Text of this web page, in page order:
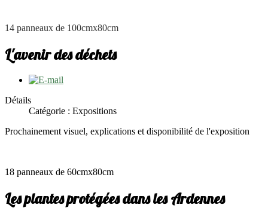
14 panneaux de 100cmx80cm
L'avenir des déchets
Détails
Catégorie : Expositions
Prochainement visuel, explications et disponibilité de l'exposition
18 panneaux de 60cmx80cm
Les plantes protégées dans les Ardennes